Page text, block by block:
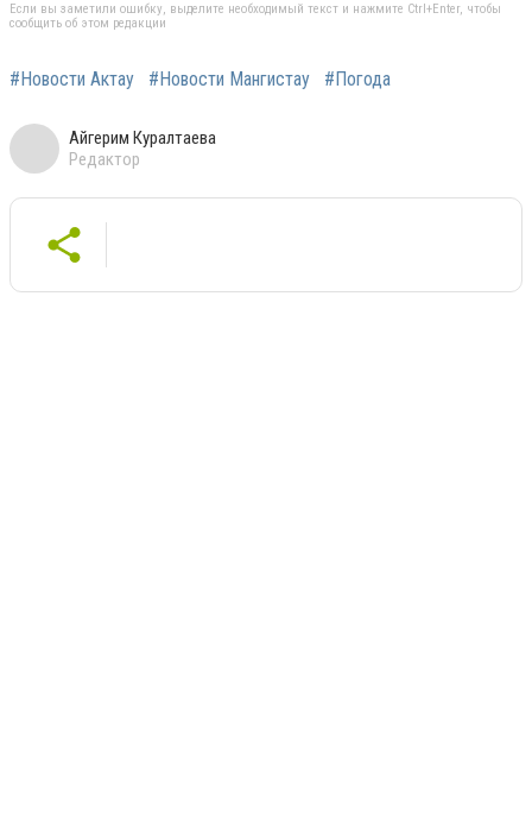
Если вы заметили ошибку, выделите необходимый текст и нажмите Ctrl+Enter, чтобы
сообщить об этом редакции
#Новости Актау #Новости Мангистау #Погода
Айгерим Куралтаева
Редактор